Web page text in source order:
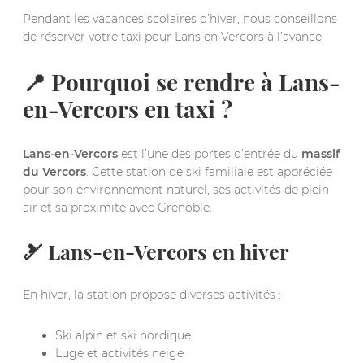
Pendant les vacances scolaires d’hiver, nous conseillons
de réserver votre taxi pour Lans en Vercors à l’avance.
📍 Pourquoi se rendre à Lans-
en-Vercors en taxi ?
Lans-en-Vercors est l’une des portes d’entrée du massif
du Vercors. Cette station de ski familiale est appréciée
pour son environnement naturel, ses activités de plein
air et sa proximité avec Grenoble.
🎿 Lans-en-Vercors en hiver
En hiver, la station propose diverses activités :
Ski alpin et ski nordique
Luge et activités neige